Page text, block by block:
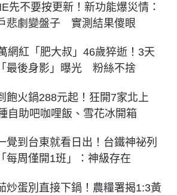
先不要按更新！新功能爆災情：
悲劇變盤子 實測結果傻眼
網紅「肥大叔」46歲猝逝！3天
最後身影」曝光 粉絲不捨
飽火鍋288元起！狂開7家北上
自助吧咖哩飯、雪花冰開箱
覺到台東就看日出！台鐵神祕列
每周僅開1班」：神級存在
炒蛋別直接下鍋！農糧署揭1:3黃